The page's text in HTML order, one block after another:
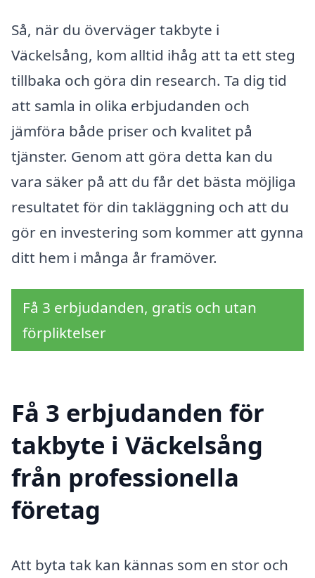
Så, när du överväger takbyte i
Väckelsång, kom alltid ihåg att ta ett steg
tillbaka och göra din research. Ta dig tid
att samla in olika erbjudanden och
jämföra både priser och kvalitet på
tjänster. Genom att göra detta kan du
vara säker på att du får det bästa möjliga
resultatet för din takläggning och att du
gör en investering som kommer att gynna
ditt hem i många år framöver.
Få 3 erbjudanden, gratis och utan
förpliktelser
Få 3 erbjudanden för
takbyte i Väckelsång
från professionella
företag
Att byta tak kan kännas som en stor och